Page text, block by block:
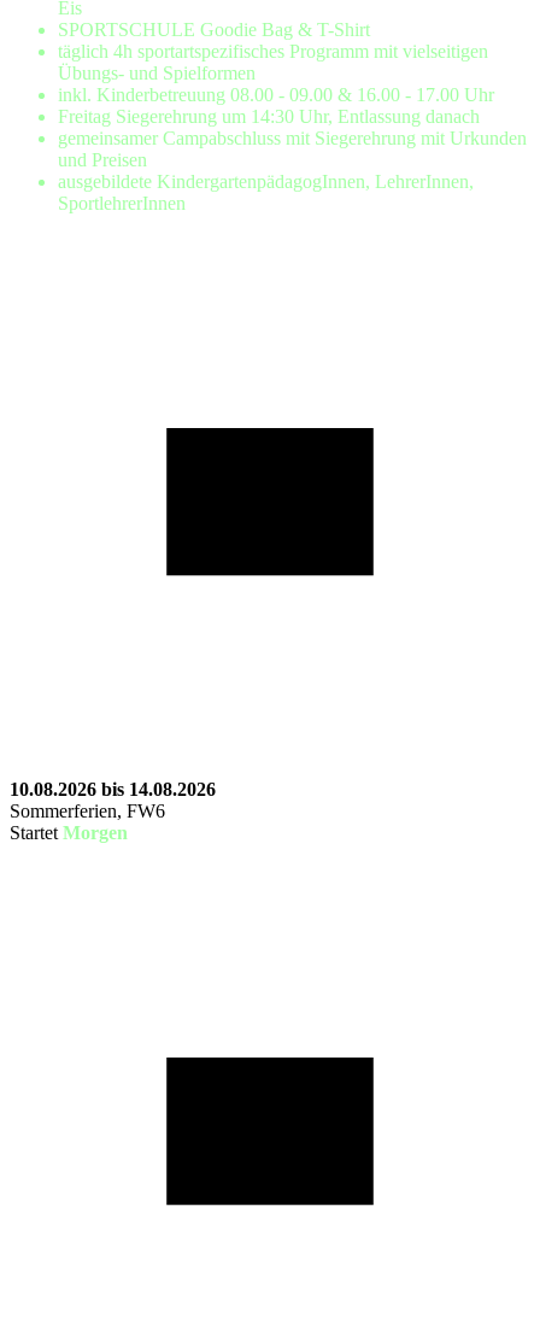
Eis
SPORTSCHULE Goodie Bag & T-Shirt
täglich 4h sportartspezifisches Programm mit vielseitigen
Übungs- und Spielformen
inkl. Kinderbetreuung 08.00 - 09.00 & 16.00 - 17.00 Uhr
Freitag Siegerehrung um 14:30 Uhr, Entlassung danach
gemeinsamer Campabschluss mit Siegerehrung mit Urkunden
und Preisen
ausgebildete KindergartenpädagogInnen, LehrerInnen,
SportlehrerInnen
10.08.2026 bis 14.08.2026
Sommerferien, FW6
Startet Morgen